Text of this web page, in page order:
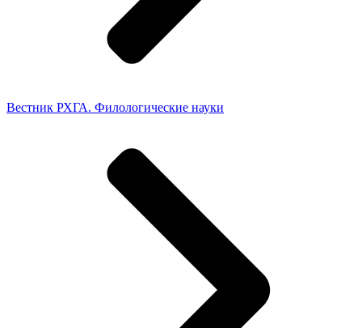
Вестник РХГА. Филологические науки